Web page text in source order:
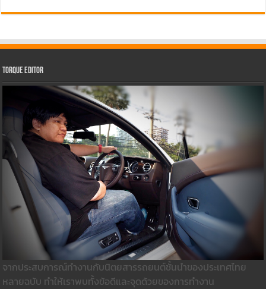
Torque Editor
จากประสบการณ์ทำงานกับนิตยสารรถยนต์ชั้นนำของประเทศไทย
หลายฉบับ ทำให้เราพบทั้งข้อดีและจุดด้วยของการทำงาน